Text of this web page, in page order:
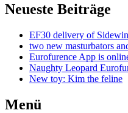
Neueste Beiträge
EF30 delivery of
two new masturbators
Eurofurence App is
Naughty Leopard
New toy: Kim the feline
Menü